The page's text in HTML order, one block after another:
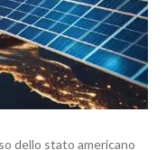
dello stato americano